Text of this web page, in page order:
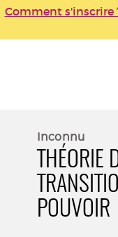
Comment s'inscrire
Inconnu
THÉORIE
POUVOIR